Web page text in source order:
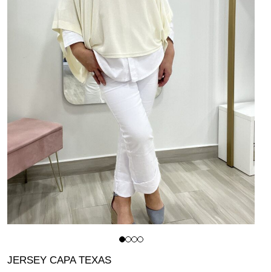
JERSEY CAPA TEXAS